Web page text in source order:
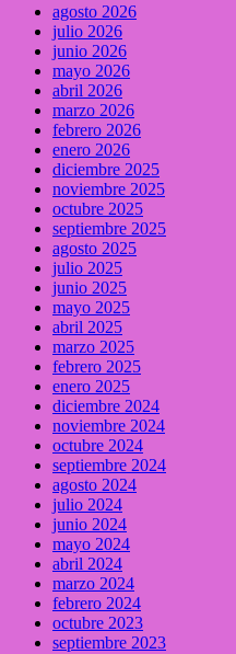
agosto 2026
julio 2026
junio 2026
mayo 2026
abril 2026
marzo 2026
febrero 2026
enero 2026
diciembre 2025
noviembre 2025
octubre 2025
septiembre 2025
agosto 2025
julio 2025
junio 2025
mayo 2025
abril 2025
marzo 2025
febrero 2025
enero 2025
diciembre 2024
noviembre 2024
octubre 2024
septiembre 2024
agosto 2024
julio 2024
junio 2024
mayo 2024
abril 2024
marzo 2024
febrero 2024
octubre 2023
septiembre 2023